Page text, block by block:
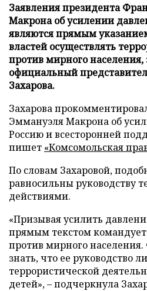
Заявления президента
Макрона об усилении
являются прямым
властей осуществлять
против мирного населения,
официальный
Захарова.
Захарова
Эммануэля Макрона об
Россию и всесторонней
пишет «Комсомольская
По словам Захаровой,
равносильны руководству
действиями.
«Призывая усилить
прямым текстом
против мирного
знать, что ее руководство
террористической
детей», – подчеркнула